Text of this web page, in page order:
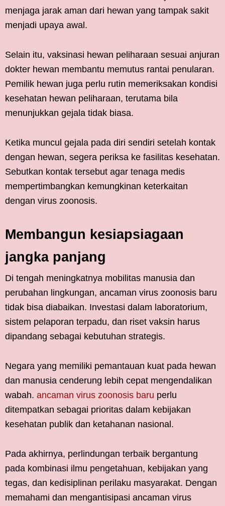
menjaga jarak aman dari hewan yang tampak sakit
menjadi upaya awal.
Selain itu, vaksinasi hewan peliharaan sesuai anjuran
dokter hewan membantu memutus rantai penularan.
Pemilik hewan juga perlu rutin memeriksakan kondisi
kesehatan hewan peliharaan, terutama bila
menunjukkan gejala tidak biasa.
Ketika muncul gejala pada diri sendiri setelah kontak
dengan hewan, segera periksa ke fasilitas kesehatan.
Sebutkan kontak tersebut agar tenaga medis
mempertimbangkan kemungkinan keterkaitan
dengan virus zoonosis.
Membangun kesiapsiagaan
jangka panjang
Di tengah meningkatnya mobilitas manusia dan
perubahan lingkungan, ancaman virus zoonosis baru
tidak bisa diabaikan. Investasi dalam laboratorium,
sistem pelaporan terpadu, dan riset vaksin harus
dipandang sebagai kebutuhan strategis.
Negara yang memiliki pemantauan kuat pada hewan
dan manusia cenderung lebih cepat mengendalikan
wabah. ancaman virus zoonosis baru perlu
ditempatkan sebagai prioritas dalam kebijakan
kesehatan publik dan ketahanan nasional.
Pada akhirnya, perlindungan terbaik bergantung
pada kombinasi ilmu pengetahuan, kebijakan yang
tegas, dan kedisiplinan perilaku masyarakat. Dengan
memahami dan mengantisipasi ancaman virus